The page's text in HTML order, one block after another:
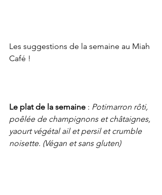
Les suggestions de la semaine au Miah
Café !
Le plat de la semaine : Potimarron rôti,
poêlée de champignons et châtaignes,
yaourt végétal ail et persil et crumble
noisette. (Végan et sans gluten)